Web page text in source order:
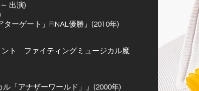
出演)
ターゲート」FINAL優勝』(2010年)
ント ファイティングミュージカル魔
ル「アナザーワールド」』(2000年)